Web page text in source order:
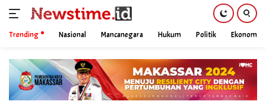
content
Trending Nasional Mancanegara Hukum Politik Ekonomi